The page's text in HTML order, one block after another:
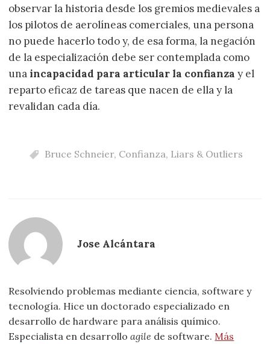
observar la historia desde los gremios medievales a
los pilotos de aerolíneas comerciales, una persona
no puede hacerlo todo y, de esa forma, la negación
de la especialización debe ser contemplada como
unaincapacidad para articular la confianza y el
reparto eficaz de tareas que nacen de ella y la
revalidan cada día.
Bruce Schneier, Confianza, Liars & Outliers
Jose Alcántara
Resolviendo problemas mediante ciencia, software y
tecnología. Hice un doctorado especializado en
desarrollo de hardware para análisis químico.
Especialista en desarrolloagile de software. Más